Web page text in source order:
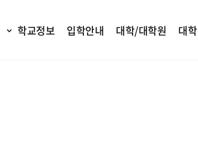
학교정보 입학안내 대학/대학원 대